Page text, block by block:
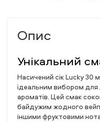
Опис
Унікальний
Насичений сік Lucky 30
ідеальним вибором для
ароматів. Цей смак
байдужим жодного
іншими фруктовими